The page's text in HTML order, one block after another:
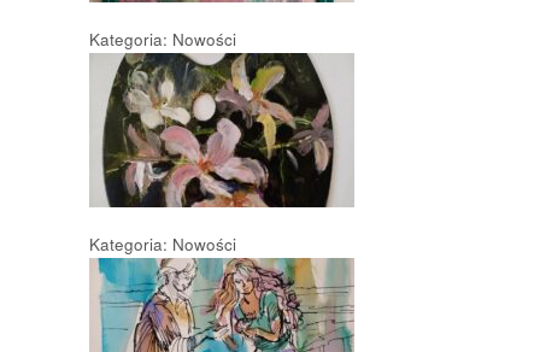
Kategoria: Nowości
Kategoria: Nowości